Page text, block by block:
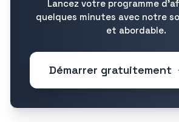
Lancez votre programme
quelques minutes avec notre
et abordable.
Démarrer gratuitement